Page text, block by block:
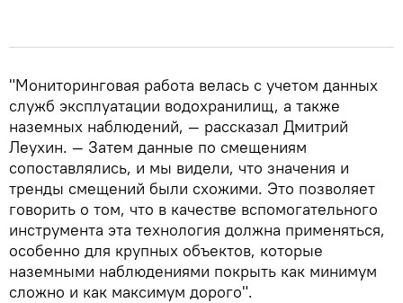
"Мониторинговая работа велась с учетом данных
служб эксплуатации водохранилищ, а также
наземных наблюдений, — рассказал Дмитрий
Леухин. — Затем данные по смещениям
сопоставлялись, и мы видели, что значения и
тренды смещений были схожими. Это позволяет
говорить о том, что в качестве вспомогательного
инструмента эта технология должна применяться,
особенно для крупных объектов, которые
наземными наблюдениями покрыть как минимум
сложно и как максимум дорого".